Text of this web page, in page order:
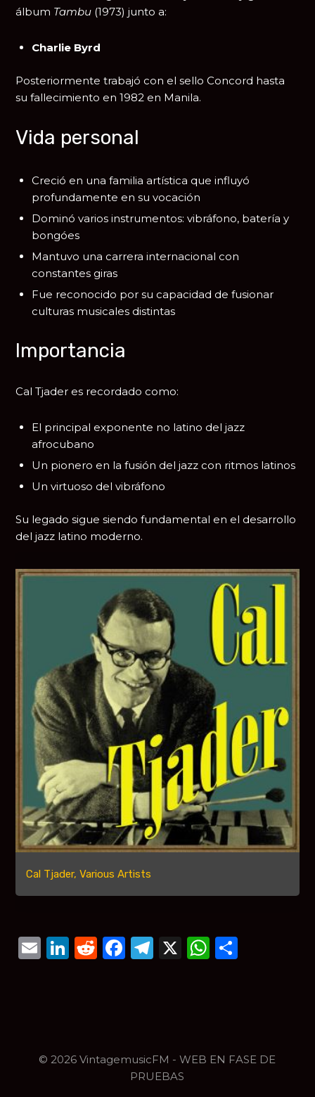
álbum Tambu (1973) junto a:
Charlie Byrd
Posteriormente trabajó con el sello Concord hasta
su fallecimiento en 1982 en Manila.
Vida personal
Creció en una familia artística que influyó
profundamente en su vocación
Dominó varios instrumentos: vibráfono, batería y
bongóes
Mantuvo una carrera internacional con
constantes giras
Fue reconocido por su capacidad de fusionar
culturas musicales distintas
Importancia
Cal Tjader es recordado como:
El principal exponente no latino del jazz
afrocubano
Un pionero en la fusión del jazz con ritmos latinos
Un virtuoso del vibráfono
Su legado sigue siendo fundamental en el desarrollo
del jazz latino moderno.
Cal Tjader, Various Artists
Email
LinkedIn
Reddit
Facebook
Telegram
X
© 2026 VintagemusicFM - WEB EN FASE DE
PRUEBAS